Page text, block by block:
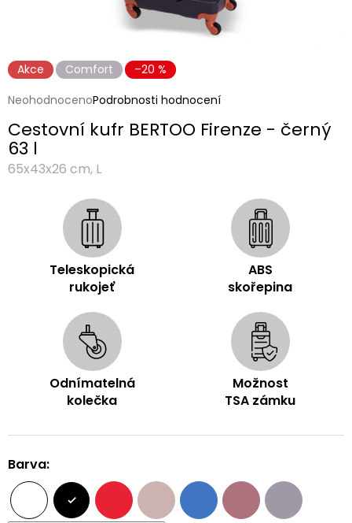
Akce Comfort
–20 %
Průměrné
produktu
je
0,0
z
NeohodnocenoPodrobnosti hodnocení
Cestovní kufr BERTOO Firenze - černý
63 l
65x43x26 cm, L
Teleskopická
rukojeť
ABS
skořepina
Odnímatelná
kolečka
Možnost
TSA zámku
Barva: